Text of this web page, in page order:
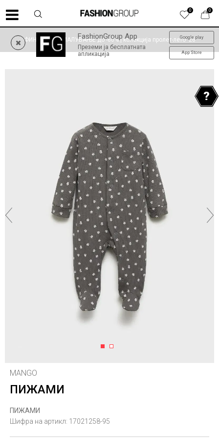
0
0
FashionGroup App
Преземи ја бесплатната
апликација
Google play
App Store
ФИНАЛНО НАМАЛУВАЊЕ до -60% | колекција пролет-лето '26
1 2
MANGO
ПИЖАМИ
ПИЖАМИ
Шифра на артикл: 17021258-95